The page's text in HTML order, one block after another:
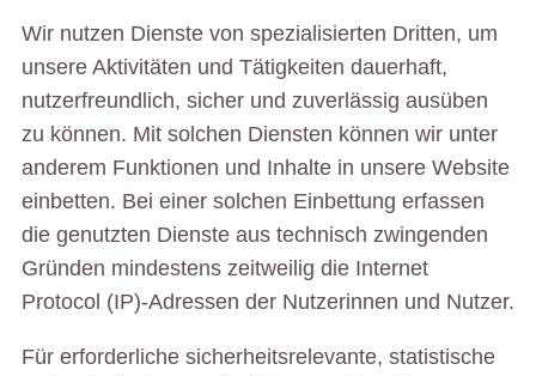
Wir nutzen Dienste von spezialisierten Dritten, um
unsere Aktivitäten und Tätigkeiten dauerhaft,
nutzerfreundlich, sicher und zuverlässig ausüben
zu können. Mit solchen Diensten können wir unter
anderem Funktionen und Inhalte in unsere Website
einbetten. Bei einer solchen Einbettung erfassen
die genutzten Dienste aus technisch zwingenden
Gründen mindestens zeitweilig die Internet
Protocol (IP)-Adressen der Nutzerinnen und Nutzer.
Für erforderliche sicherheitsrelevante, statistische